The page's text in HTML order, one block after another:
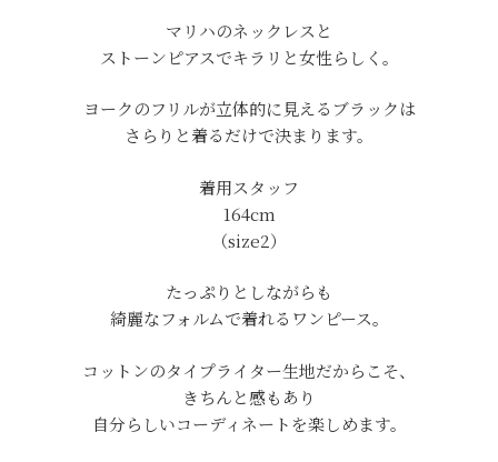
マリハのネックレスと
ストーンピアスでキラリと女性らしく。
ヨークのフリルが立体的に見えるブラックは
さらりと着るだけで決まります。
着用スタッフ
164cm
（size2）
たっぷりとしながらも
綺麗なフォルムで着れるワンピース。
コットンのタイプライター生地だからこそ、
きちんと感もあり
自分らしいコーディネートを楽しめます。